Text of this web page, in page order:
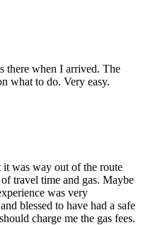
there when I arrived. The
what to do. Very easy.
was way out of the route
travel time and gas. Maybe
was very
blessed to have had a safe
charge me the gas fees.